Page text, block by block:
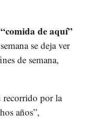
de aquí”
se deja ver
de semana,
recorrido por la
años”,